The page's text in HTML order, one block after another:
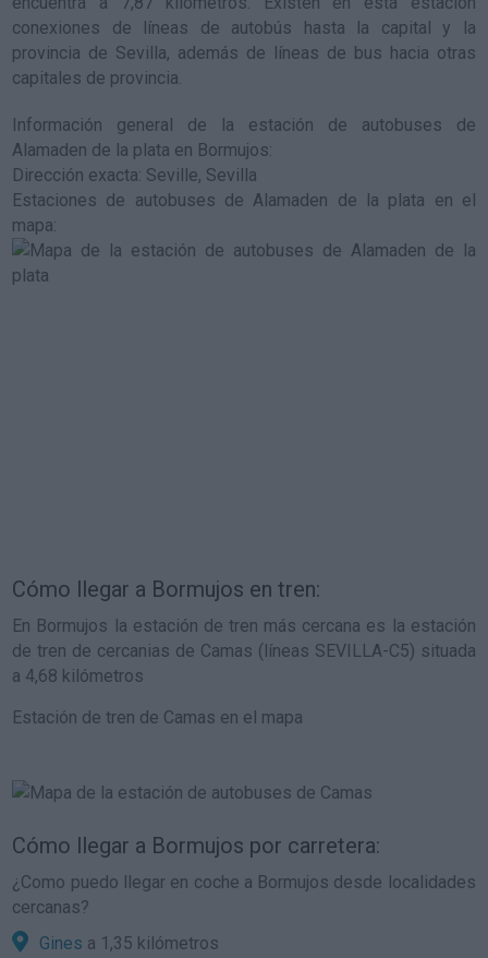
conexiones de líneas de autobús hasta la capital y la
provincia de Sevilla, además de líneas de bus hacia otras
capitales de provincia.
Información general de la estación de autobuses de
Alamaden de la plata en Bormujos:
Dirección exacta: Seville, Sevilla
Estaciones de autobuses de Alamaden de la plata en el
mapa:
Cómo llegar a Bormujos en tren:
En Bormujos la estación de tren más cercana es la estación
de tren de cercanias de Camas (líneas SEVILLA-C5) situada
a 4,68 kilómetros
Estación de tren de Camas en el mapa
Cómo llegar a Bormujos por carretera:
¿Como puedo llegar en coche a Bormujos desde localidades
cercanas?
Gines a 1,35 kilómetros